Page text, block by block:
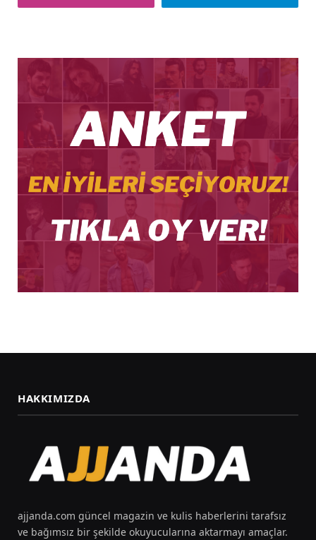
HAKKIMIZDA
ajjanda.com güncel magazin ve kulis haberlerini tarafsız
ve bağımsız bir şekilde okuyucularına aktarmayı amaçlar.